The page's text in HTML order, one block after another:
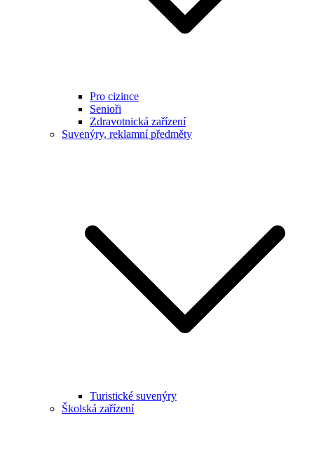
Pro cizince
Senioři
Zdravotnická zařízení
Suvenýry, reklamní předměty
Turistické suvenýry
Školská zařízení